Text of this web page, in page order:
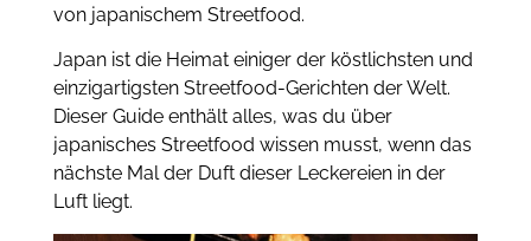
von japanischem Streetfood.
Japan ist die Heimat einiger der köstlichsten und
einzigartigsten Streetfood-Gerichten der Welt.
Dieser Guide enthält alles, was du über
japanisches Streetfood wissen musst, wenn das
nächste Mal der Duft dieser Leckereien in der
Luft liegt.